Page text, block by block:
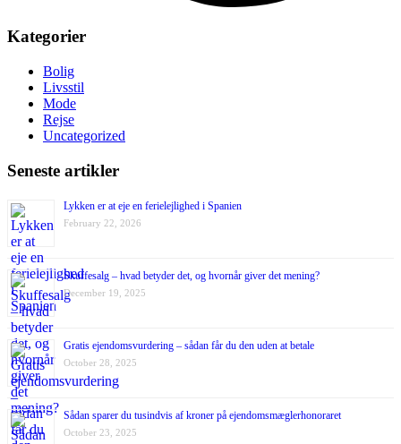
Kategorier
Bolig
Livsstil
Mode
Rejse
Uncategorized
Seneste artikler
Lykken er at eje en ferielejlighed i Spanien
February 22, 2026
Skuffesalg – hvad betyder det, og hvornår giver det mening?
December 19, 2025
Gratis ejendomsvurdering – sådan får du den uden at betale
October 28, 2025
Sådan sparer du tusindvis af kroner på ejendomsmæglerhonoraret
October 23, 2025